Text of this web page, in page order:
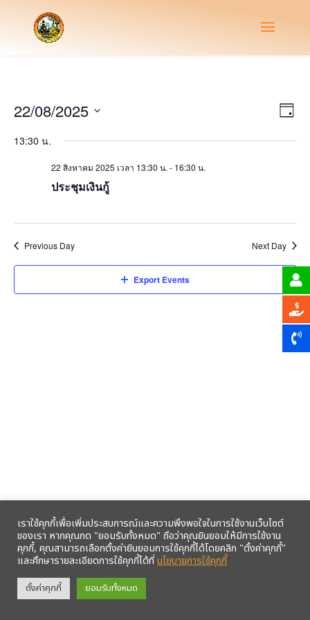
Day
22/08/2025
date.
13:30 น.
22 สิงหาคม 2025 เวลา 13:30 น. - 16:30 น.
ประชุมเงินกู้
Previous Day Next Day
Export Events
รับข้อมูลข่าวสารจากสหกรณ์ฯ ผ่าน LINE ก่อนใคร คลิก!
เราใช้คุกกี้เพื่อเพิ่มประสบการณ์และความพึงพอใจในการใช้งานเว็บไซต์
ของเรา หากคุณกด "ยอมรับทั้งหมด" ถือว่าคุณยินยอมให้มีการใช้งาน
คุกกี้, คุณสามารถเลือกตั้งค่ายินยอมการใช้คุกกี้ได้โดยคลิก "ตั้งค่าคุกกี้"
และศึกษารายละเอียดการใช้คุกกี้ได้ที่นโยบายการใช้คุกกี้
ตั้งค่าคุกกี้ ยอมรับทั้งหมด